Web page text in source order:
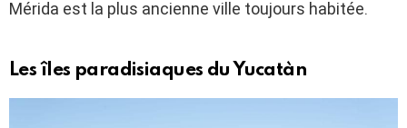
Mérida est la plus ancienne ville toujours habitée.
Les îles paradisiaques du Yucatàn